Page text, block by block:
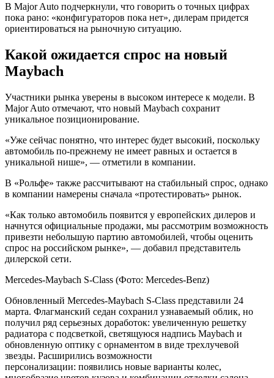
В Major Auto подчеркнули, что говорить о точных цифрах
пока рано: «конфигураторов пока нет», дилерам придется
ориентироваться на рыночную ситуацию.
Какой ожидается спрос на новый
Maybach
Участники рынка уверены в высоком интересе к модели. В
Major Auto отмечают, что новый Maybach сохранит
уникальное позиционирование.
«Уже сейчас понятно, что интерес будет высокий, поскольку
автомобиль по‑прежнему не имеет равных и остается в
уникальной нише», — отметили в компании.
В «Рольфе» также рассчитывают на стабильный спрос, однако
в компании намерены сначала «протестировать» рынок.
«Как только автомобиль появится у европейских дилеров и
начнутся официальные продажи, мы рассмотрим возможность
привезти небольшую партию автомобилей, чтобы оценить
спрос на российском рынке», — добавил представитель
дилерской сети.
Mercedes-Maybach S-Class (Фото: Mercedes-Benz)
Обновленный Mercedes-Maybach S-Class представили 24
марта. Флагманский седан сохранил узнаваемый облик, но
получил ряд серьезных доработок: увеличенную решетку
радиатора с подсветкой, светящуюся надпись Maybach и
обновленную оптику с орнаментом в виде трехлучевой
звезды. Расширились возможности
персонализации: появились новые варианты колес,